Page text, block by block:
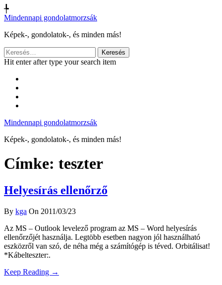
╄
Mindennapi gondolatmorzsák
Képek-, gondolatok-, és minden más!
Keresés:
Hit enter after type your search item
Mindennapi gondolatmorzsák
Képek-, gondolatok-, és minden más!
Címke: teszter
Helyesírás ellenőrző
By kga On 2011/03/23
Az MS – Outlook levelező program az MS – Word helyesírás
ellenőrzőjét használja. Legtöbb esetben nagyon jól használható
eszközről van szó, de néha még a számítógép is téved. Orbitálisat!
*Kábelteszter:.
Keep Reading →